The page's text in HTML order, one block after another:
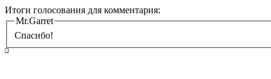
Итоги голосования для комментария:
Mr.Garret
Спасибо!